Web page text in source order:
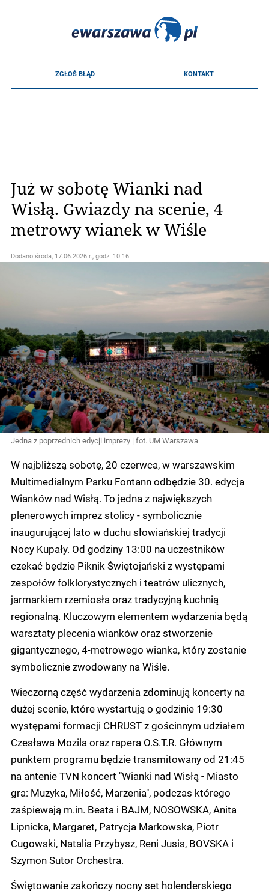
Już w sobotę Wianki nad
Wisłą. Gwiazdy na scenie, 4
metrowy wianek w Wiśle
Dodano środa, 17.06.2026 r., godz. 10.16
Jedna z poprzednich edycji imprezy | fot. UM Warszawa
W najbliższą sobotę, 20 czerwca, w warszawskim
Multimedialnym Parku Fontann odbędzie 30. edycja
Wianków nad Wisłą. To jedna z największych
plenerowych imprez stolicy - symbolicznie
inaugurującej lato w duchu słowiańskiej tradycji
Nocy Kupały. Od godziny 13:00 na uczestników
czekać będzie Piknik Świętojański z występami
zespołów folklorystycznych i teatrów ulicznych,
jarmarkiem rzemiosła oraz tradycyjną kuchnią
regionalną. Kluczowym elementem wydarzenia będą
warsztaty plecenia wianków oraz stworzenie
gigantycznego, 4-metrowego wianka, który zostanie
symbolicznie zwodowany na Wiśle.
Wieczorną część wydarzenia zdominują koncerty na
dużej scenie, które wystartują o godzinie 19:30
występami formacji CHRUST z gościnnym udziałem
Czesława Mozila oraz rapera O.S.T.R. Głównym
punktem programu będzie transmitowany od 21:45
na antenie TVN koncert "Wianki nad Wisłą - Miasto
gra: Muzyka, Miłość, Marzenia", podczas którego
zaśpiewają m.in. Beata i BAJM, NOSOWSKA, Anita
Lipnicka, Margaret, Patrycja Markowska, Piotr
Cugowski, Natalia Przybysz, Reni Jusis, BOVSKA i
Szymon Sutor Orchestra.
Świętowanie zakończy nocny set holenderskiego